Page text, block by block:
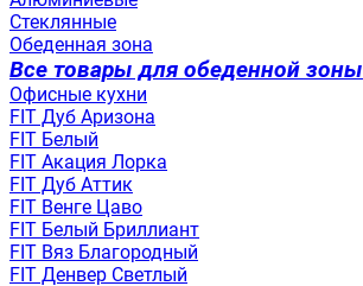
Стеклянные
Обеденная зона
Все товары для обеденной зоны
Офисные кухни
FIT Дуб Аризона
FIT Белый
FIT Акация Лорка
FIT Дуб Аттик
FIT Венге Цаво
FIT Белый Бриллиант
FIT Вяз Благородный
FIT Денвер Светлый